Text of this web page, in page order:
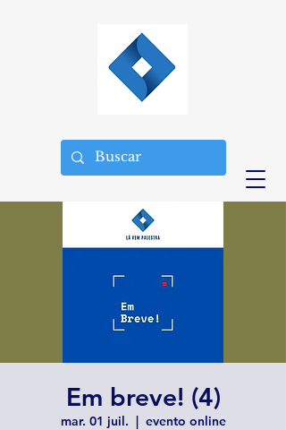
Em breve! (4)
mar. 01 juil.
  |
evento online